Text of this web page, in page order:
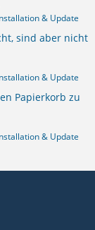
& Update
sind aber nicht
& Update
Papierkorb zu
& Update